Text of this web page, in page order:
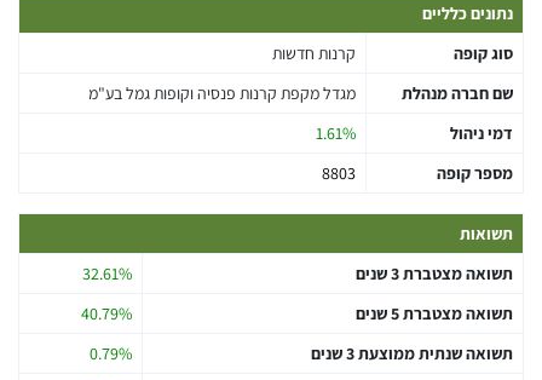
נתונים כלליים
סוג קופה
קרנות חדשות
שם חברה מנהלת
מגדל מקפת קרנות פנסיה וקופות גמל בע"מ
דמי ניהול
1.61%
מספר קופה
8803
תשואות
תשואה מצטברת 3 שנים
32.61%
תשואה מצטברת 5 שנים
40.79%
תשואה שנתית ממוצעת 3 שנים
0.79%